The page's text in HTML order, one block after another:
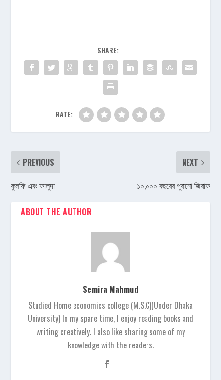
SHARE:
RATE:
PREVIOUS
কুলফি এবং ফালুদা
NEXT
১০,০০০ বছরের পুরানো জিরাফ
ABOUT THE AUTHOR
Semira Mahmud
Studied Home economics college (M.S.C)(Under Dhaka
University) In my spare time, I enjoy reading books and
writing creatively. I also like sharing some of my
knowledge with the readers.